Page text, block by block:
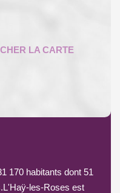
170 habitants dont 51
les-Roses est